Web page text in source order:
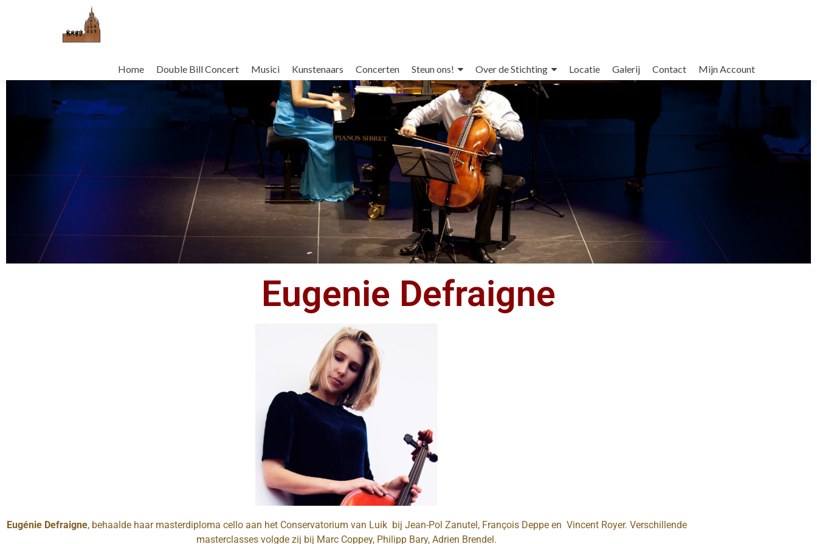
Home Double Bill Concert Musici Kunstenaars Concerten Steun ons! Over de Stichting Locatie Galerij Contact Mijn Account
Eugenie Defraigne
Eugénie Defraigne, behaalde haar masterdiploma cello aan het Conservatorium van Luik bij Jean-Pol Zanutel, François Deppe en Vincent Royer. Verschillende
masterclasses volgde zij bij Marc Coppey, Philipp Bary, Adrien Brendel.